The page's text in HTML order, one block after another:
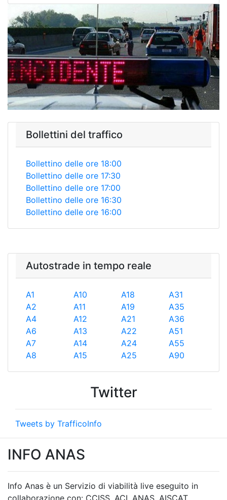
Bollettini del traffico
Bollettino delle ore 18:00
Bollettino delle ore 17:30
Bollettino delle ore 17:00
Bollettino delle ore 16:30
Bollettino delle ore 16:00
Autostrade in tempo reale
A1
A2
A4
A6
A7
A8
A10
A11
A12
A13
A14
A15
A18
A19
A21
A22
A24
A25
A31
A35
A36
A51
A55
A90
Twitter
Tweets by TrafficoInfo
INFO ANAS
Info Anas è un Servizio di viabilità live eseguito in
collaborazione con: CCISS, ACI, ANAS, AISCAT,